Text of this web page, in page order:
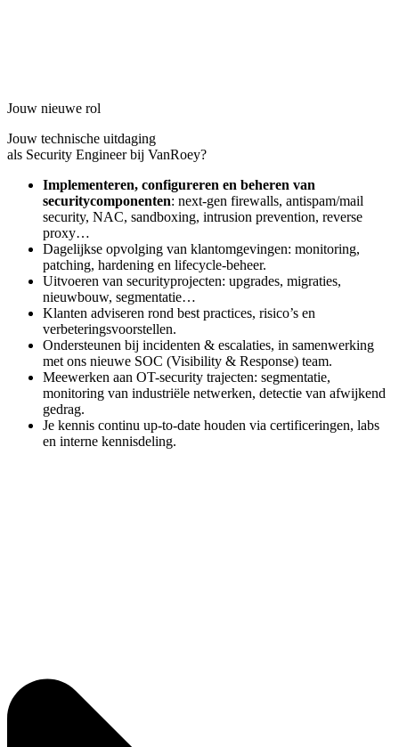
Jouw nieuwe rol
Jouw technische uitdaging
als Security Engineer bij VanRoey?
Implementeren, configureren en beheren van
securitycomponenten: next-gen firewalls, antispam/mail
security, NAC, sandboxing, intrusion prevention, reverse
proxy…
Dagelijkse opvolging van klantomgevingen: monitoring,
patching, hardening en lifecycle-beheer.
Uitvoeren van securityprojecten: upgrades, migraties,
nieuwbouw, segmentatie…
Klanten adviseren rond best practices, risico’s en
verbeteringsvoorstellen.
Ondersteunen bij incidenten & escalaties, in samenwerking
met ons nieuwe SOC (Visibility & Response) team.
Meewerken aan OT-security trajecten: segmentatie,
monitoring van industriële netwerken, detectie van afwijkend
gedrag.
Je kennis continu up-to-date houden via certificeringen, labs
en interne kennisdeling.